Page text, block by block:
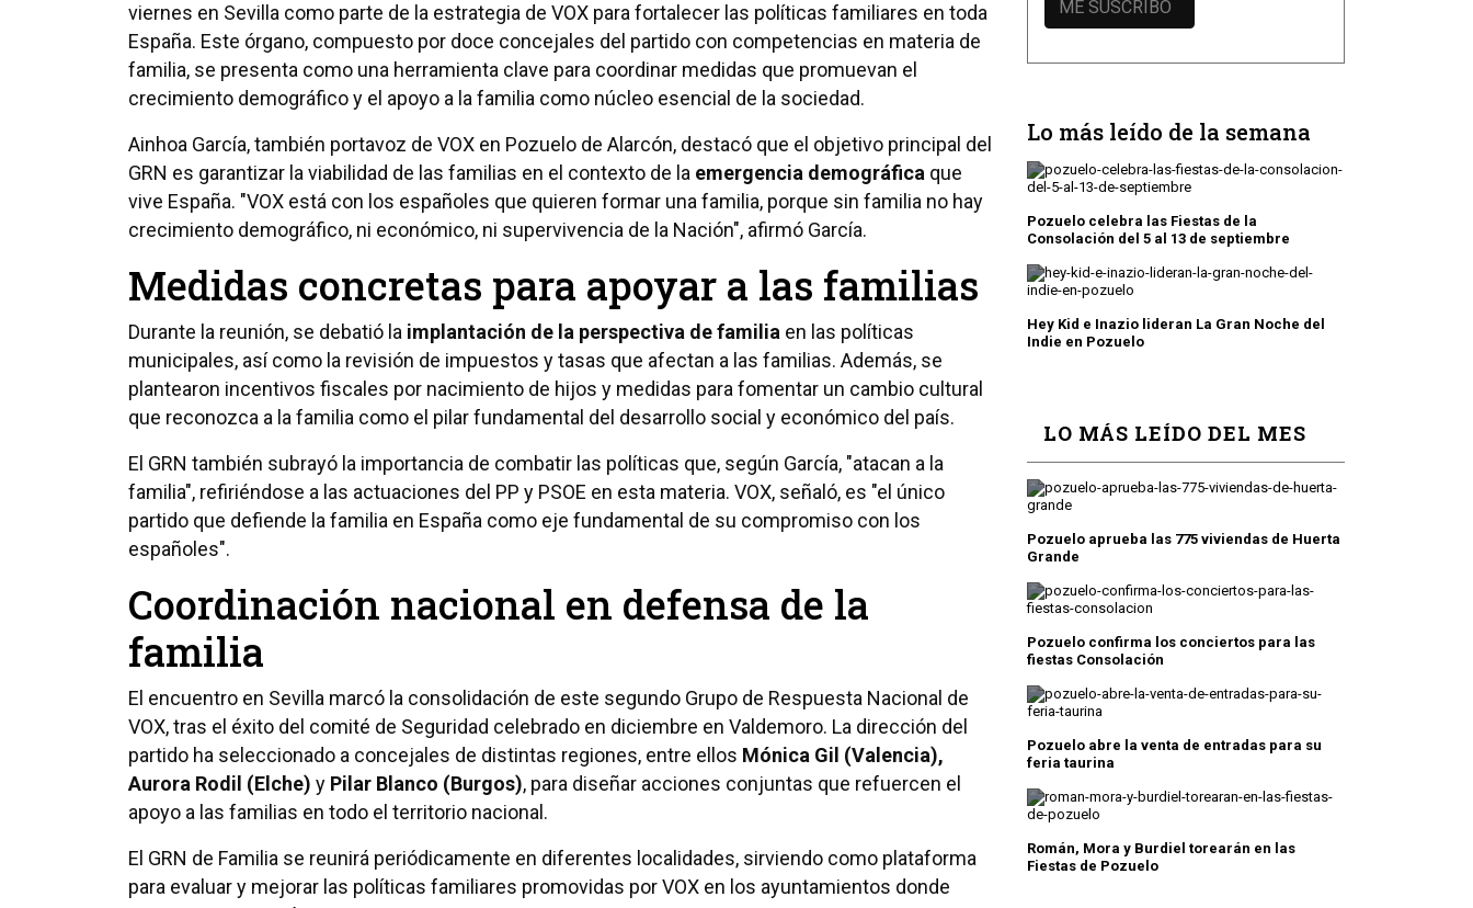
viernes en Sevilla como parte de la estrategia de VOX para fortalecer las políticas familiares en toda
España. Este órgano, compuesto por doce concejales del partido con competencias en materia de
familia, se presenta como una herramienta clave para coordinar medidas que promuevan el
crecimiento demográfico y el apoyo a la familia como núcleo esencial de la sociedad.
Ainhoa García, también portavoz de VOX en Pozuelo de Alarcón, destacó que el objetivo principal del
GRN es garantizar la viabilidad de las familias en el contexto de la emergencia demográfica que
vive España. "VOX está con los españoles que quieren formar una familia, porque sin familia no hay
crecimiento demográfico, ni económico, ni supervivencia de la Nación", afirmó García.
Medidas concretas para apoyar a las familias
Durante la reunión, se debatió la implantación de la perspectiva de familia en las políticas
municipales, así como la revisión de impuestos y tasas que afectan a las familias. Además, se
plantearon incentivos fiscales por nacimiento de hijos y medidas para fomentar un cambio cultural
que reconozca a la familia como el pilar fundamental del desarrollo social y económico del país.
El GRN también subrayó la importancia de combatir las políticas que, según García, "atacan a la
familia", refiriéndose a las actuaciones del PP y PSOE en esta materia. VOX, señaló, es "el único
partido que defiende la familia en España como eje fundamental de su compromiso con los
españoles".
Coordinación nacional en defensa de la
familia
El encuentro en Sevilla marcó la consolidación de este segundo Grupo de Respuesta Nacional de
VOX, tras el éxito del comité de Seguridad celebrado en diciembre en Valdemoro. La dirección del
partido ha seleccionado a concejales de distintas regiones, entre ellos Mónica Gil (Valencia),
Aurora Rodil (Elche) y Pilar Blanco (Burgos), para diseñar acciones conjuntas que refuercen el
apoyo a las familias en todo el territorio nacional.
El GRN de Familia se reunirá periódicamente en diferentes localidades, sirviendo como plataforma
para evaluar y mejorar las políticas familiares promovidas por VOX en los ayuntamientos donde
Lo más leído de la semana
Pozuelo celebra las Fiestas de la
Consolación del 5 al 13 de septiembre
Hey Kid e Inazio lideran La Gran Noche del
Indie en Pozuelo
LO MÁS LEÍDO DEL MES
Pozuelo aprueba las 775 viviendas de Huerta
Grande
Pozuelo confirma los conciertos para las
fiestas Consolación
Pozuelo abre la venta de entradas para su
feria taurina
Román, Mora y Burdiel torearán en las
Fiestas de Pozuelo